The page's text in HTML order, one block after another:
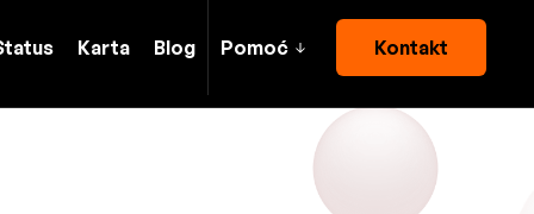
Karta Blog Pomoć Kontakt